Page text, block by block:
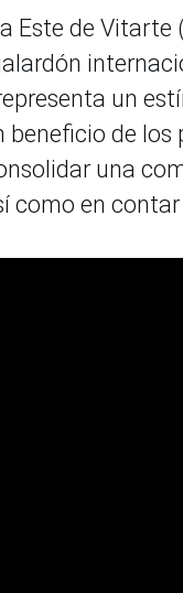
Este de Vitarte
un
beneficio de
una
como en